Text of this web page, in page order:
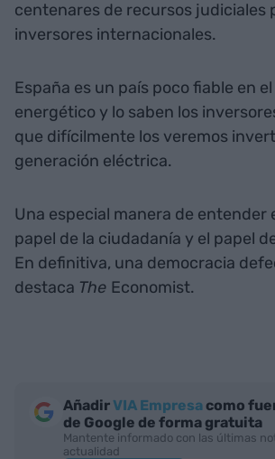
centenares de recursos judiciales
inversores internacionales.
España es un país poco fiable en
energético y lo saben los
que difícilmente los veremos
generación eléctrica.
Una especial manera de entender
papel de la ciudadanía y el papel
En definitiva, una democracia
destaca The Economist.
AñadirVIA Empresa como
de Google de forma gratuita
Mantente informado con las últimas
actualidad